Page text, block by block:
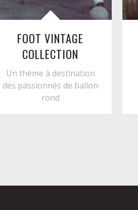
FOOT VINTAGE
COLLECTION
Un thème à destination
des passionnés de ballon
rond